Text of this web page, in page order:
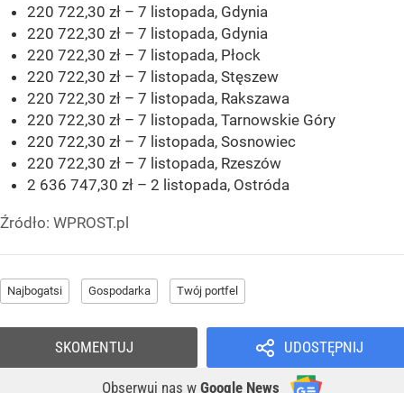
220 722,30 zł – 7 listopada, Gdynia
220 722,30 zł – 7 listopada, Gdynia
220 722,30 zł – 7 listopada, Płock
220 722,30 zł – 7 listopada, Stęszew
220 722,30 zł – 7 listopada, Rakszawa
220 722,30 zł – 7 listopada, Tarnowskie Góry
220 722,30 zł – 7 listopada, Sosnowiec
220 722,30 zł – 7 listopada, Rzeszów
2 636 747,30 zł – 2 listopada, Ostróda
Źródło: WPROST.pl
Najbogatsi Gospodarka Twój portfel
UDOSTĘPNIJ
Obserwuj nas w Google News
SKOMENTUJ